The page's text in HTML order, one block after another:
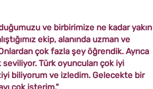
ve birbirimize ne kadar yakın
ekip, alanında uzman ve
çok fazla şey öğrendik. Ayrıca
Türk oyuncuları çok iyi
biliyorum ve izledim. Gelecekte bir